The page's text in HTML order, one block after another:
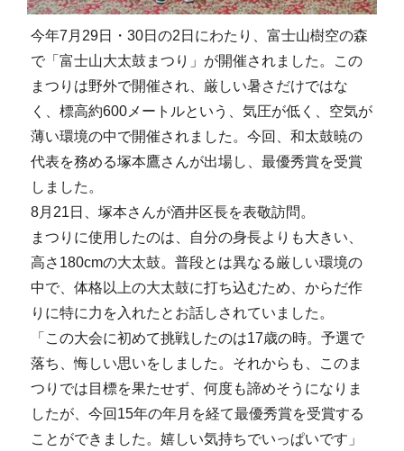
今年7月29日・30日の2日にわたり、富士山樹空の森
で「富士山大太鼓まつり」が開催されました。この
まつりは野外で開催され、厳しい暑さだけではな
く、標高約600メートルという、気圧が低く、空気が
薄い環境の中で開催されました。今回、和太鼓暁の
代表を務める塚本鷹さんが出場し、最優秀賞を受賞
しました。
8月21日、塚本さんが酒井区長を表敬訪問。
まつりに使用したのは、自分の身長よりも大きい、
高さ180cmの大太鼓。普段とは異なる厳しい環境の
中で、体格以上の大太鼓に打ち込むため、からだ作
りに特に力を入れたとお話しされていました。
「この大会に初めて挑戦したのは17歳の時。予選で
落ち、悔しい思いをしました。それからも、このま
つりでは目標を果たせず、何度も諦めそうになりま
したが、今回15年の年月を経て最優秀賞を受賞する
ことができました。嬉しい気持ちでいっぱいです」